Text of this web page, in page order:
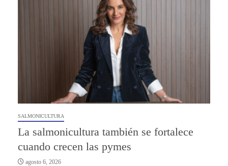
SALMONICULTURA
La salmonicultura también se fortalece
cuando crecen las pymes
agosto 6, 2026